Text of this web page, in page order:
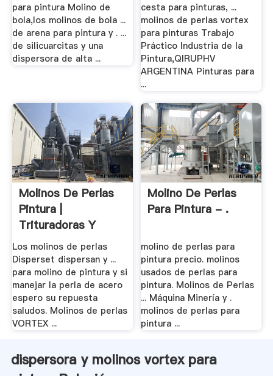
para pintura Molino de
bola,los molinos de bola ...
de arena para pintura y . ...
de silicuarcitas y una
dispersora de alta ...
cesta para pinturas, ...
molinos de perlas vortex
para pinturas Trabajo
Práctico Industria de la
Pintura,QIRUPHV
ARGENTINA Pinturas para
...
Molinos De Perlas
Pintura |
Trituradoras Y
Molinos
Los molinos de perlas
Disperset dispersan y ...
para molino de pintura y si
manejar la perla de acero
espero su repuesta
saludos. Molinos de perlas
VORTEX ...
Molino De Perlas
Para Pintura - .
molino de perlas para
pintura precio. molinos
usados de perlas para
pintura. Molinos de Perlas
... Máquina Minería y .
molinos de perlas para
pintura ...
dispersora y molinos vortex para